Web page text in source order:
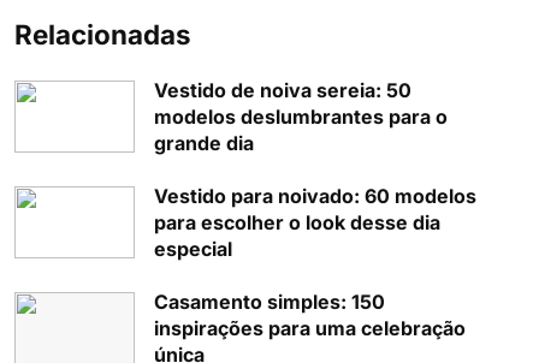
Relacionadas
Vestido de noiva sereia: 50
modelos deslumbrantes para o
grande dia
Vestido para noivado: 60 modelos
para escolher o look desse dia
especial
Casamento simples: 150
inspirações para uma celebração
única